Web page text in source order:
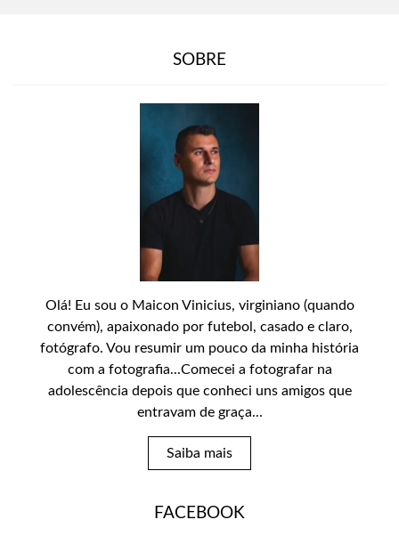
SOBRE
Olá! Eu sou o Maicon Vinicius, virginiano (quando
convém), apaixonado por futebol, casado e claro,
fotógrafo. Vou resumir um pouco da minha história
com a fotografia...Comecei a fotografar na
adolescência depois que conheci uns amigos que
entravam de graça...
Saiba mais
FACEBOOK